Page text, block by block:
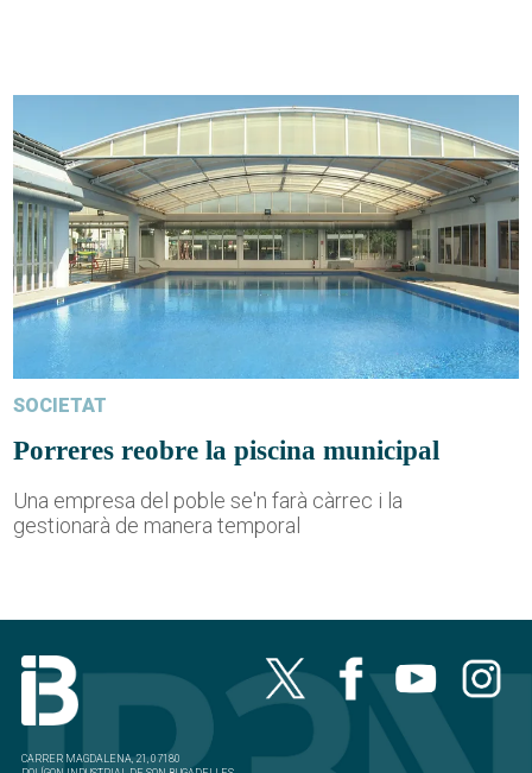
SOCIETAT
Porreres reobre la piscina municipal
Una empresa del poble se'n farà càrrec i la
gestionarà de manera temporal
CARRER MAGDALENA, 21, 07180